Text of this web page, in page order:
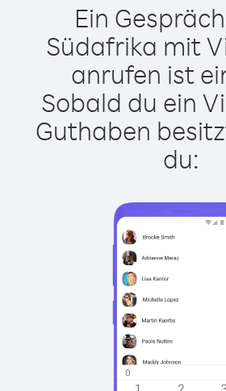
Ein
Südafrika mit
anrufen ist
Sobald du ein
Guthaben
du: